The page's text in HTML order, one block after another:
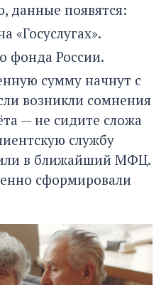
данные появятся:
«Госуслугах».
фонда России.
сумму начнут с
возникли сомнения
— не сидите сложа
службу
в ближайший МФЦ.
сформировали